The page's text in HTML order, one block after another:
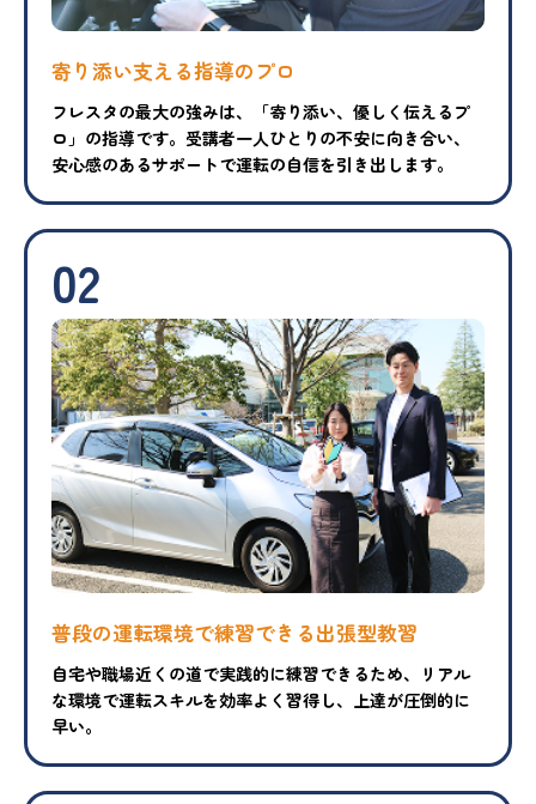
寄り添い支える指導のプロ
フレスタの最大の強みは、「寄り添い、優しく伝えるプ
ロ」の指導です。受講者一人ひとりの不安に向き合い、
安心感のあるサポートで運転の自信を引き出します。
02
普段の運転環境で練習できる出張型教習
自宅や職場近くの道で実践的に練習できるため、リアル
な環境で運転スキルを効率よく習得し、上達が圧倒的に
早い。